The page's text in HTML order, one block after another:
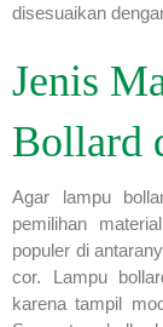
disesuaikan
Jenis
Bollard
Agar lampu
pemilihan
populer di
cor. Lampu
karena tampil